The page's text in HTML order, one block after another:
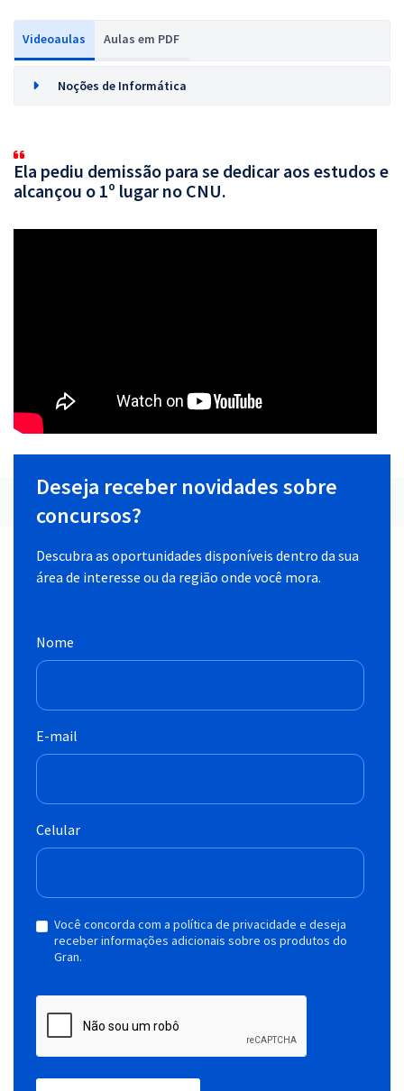
Videoaulas Aulas em PDF
Noções de Informática
Ela pediu demissão para se dedicar aos estudos e
alcançou o 1º lugar no CNU.
Deseja receber novidades sobre
concursos?
Descubra as oportunidades disponíveis dentro da sua
área de interesse ou da região onde você mora.
Nome
E-mail
Celular
Você concorda com a política de privacidade e deseja
receber informações adicionais sobre os produtos do
Gran.